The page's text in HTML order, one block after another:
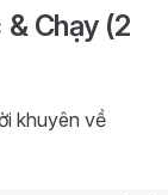
Chạy (2
khuyên về